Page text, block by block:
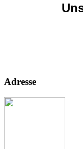
Adresse